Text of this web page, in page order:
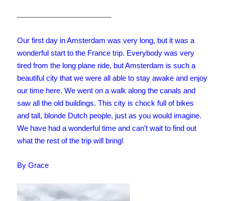
————————————–
Our first day in Amsterdam was very long, but it was a
wonderful start to the France trip. Everybody was very
tired from the long plane ride, but Amsterdam is such a
beautiful city that we were all able to stay awake and enjoy
our time here. We went on a walk along the canals and
saw all the old buildings. This city is chock full of bikes
and tall, blonde Dutch people, just as you would imagine.
We have had a wonderful time and can’t wait to find out
what the rest of the trip will bring!
By Grace